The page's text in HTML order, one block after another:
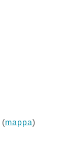
(mappa)